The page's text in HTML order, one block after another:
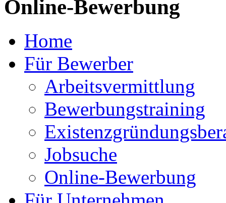
Online-Bewerbung
Home
Für Bewerber
Arbeitsvermittlung
Bewerbungstraining
Jobsuche
Online-Bewerbung